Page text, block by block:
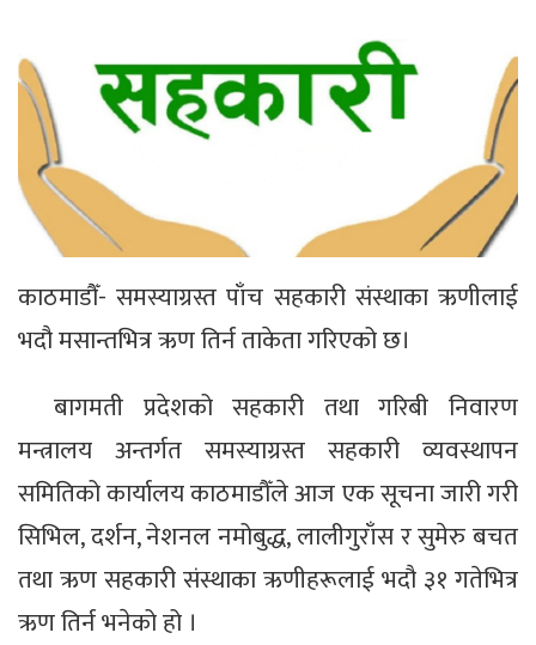
काठमाडौँ- समस्याग्रस्त पाँच सहकारी संस्थाका ऋणीलाई
भदौ मसान्तभित्र ऋण तिर्न ताकेता गरिएको छ।
बागमती प्रदेशको सहकारी तथा गरिबी निवारण
मन्त्रालय अन्तर्गत समस्याग्रस्त सहकारी व्यवस्थापन
समितिको कार्यालय काठमाडौँले आज एक सूचना जारी गरी
सिभिल, दर्शन, नेशनल नमोबुद्ध, लालीगुराँस र सुमेरु बचत
तथा ऋण सहकारी संस्थाका ऋणीहरूलाई भदौ ३१ गतेभित्र
ऋण तिर्न भनेको हो ।